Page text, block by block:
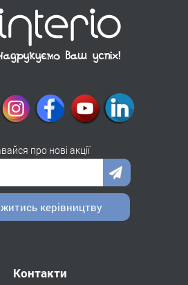
про нові акції
керівництву
Контакти